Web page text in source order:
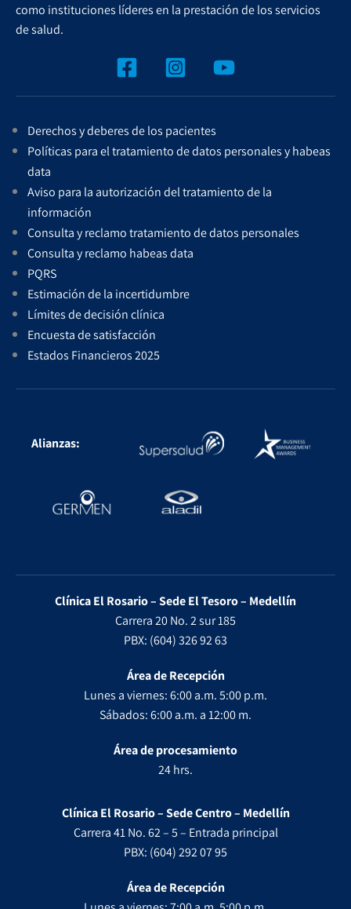
como instituciones líderes en la prestación de los servicios
de salud.
Derechos y deberes de los pacientes
Políticas para el tratamiento de datos personales y habeas
data
Aviso para la autorización del tratamiento de la
información
Consulta y reclamo tratamiento de datos personales
Consulta y reclamo habeas data
PQRS
Estimación de la incertidumbre
Límites de decisión clínica
Encuesta de satisfacción
Estados Financieros 2025
Alianzas:
Clínica El Rosario – Sede El Tesoro – Medellín
Carrera 20 No. 2 sur 185
PBX: (604) 326 92 63
Área de Recepción
Lunes a viernes: 6:00 a.m. 5:00 p.m.
Sábados: 6:00 a.m. a 12:00 m.
Área de procesamiento
24 hrs.
Clínica El Rosario – Sede Centro – Medellín
Carrera 41 No. 62 – 5 – Entrada principal
PBX: (604) 292 07 95
Área de Recepción